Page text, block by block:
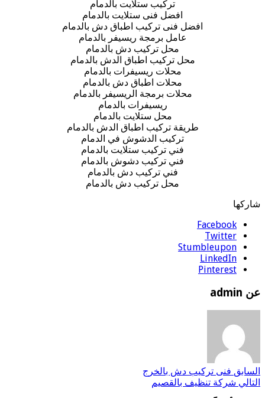
تركيب ستلايت بالدمام
افضل فنى ستلايت بالدمام
افضل فنى تركيب اطباق دش بالدمام
عامل برمجة ريسيفر بالدمام
محل تركيب دش بالدمام
محل تركيب اطباق الدش بالدمام
محلات ريسيفرات بالدمام
محلات اطباق دش بالدمام
محلات برمجة الريسيفر بالدمام
ريسيفرات بالدمام
محل ستلايت بالدمام
طريقة تركيب اطباق الدش بالدمام
تركيب الدشوش في الدمام
فني تركيب ستلايت بالدمام
فني تركيب دشوش بالدمام
فني تركيب دش بالدمام
محل تركيب دش بالدمام
شاركها
Facebook
Twitter
Stumbleupon
LinkedIn
Pinterest
عن admin
السابق فنى تركيب دش بالخرج
التالي شركة تنظيف بالقصيم